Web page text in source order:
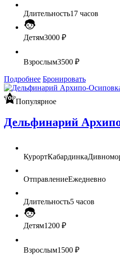
Длительность17 часов
Детям3000 ₽
Взрослым3500 ₽
Подробнее Бронировать
Популярное
Дельфинарий
КурортКабардинка
ОтправлениеЕжедневно
Длительность5 часов
Детям1200 ₽
Взрослым1500 ₽